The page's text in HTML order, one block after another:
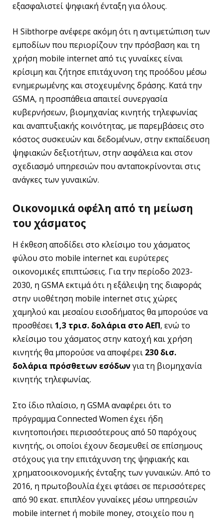
εξασφαλιστεί ψηφιακή ένταξη για όλους.
Η Sibthorpe ανέφερε ακόμη ότι η αντιμετώπιση των
εμποδίων που περιορίζουν την πρόσβαση και τη
χρήση mobile internet από τις γυναίκες είναι
κρίσιμη και ζήτησε επιτάχυνση της προόδου μέσω
ενημερωμένης και στοχευμένης δράσης. Κατά την
GSMA, η προσπάθεια απαιτεί συνεργασία
κυβερνήσεων, βιομηχανίας κινητής τηλεφωνίας
και αναπτυξιακής κοινότητας, με παρεμβάσεις στο
κόστος συσκευών και δεδομένων, στην εκπαίδευση
ψηφιακών δεξιοτήτων, στην ασφάλεια και στον
σχεδιασμό υπηρεσιών που ανταποκρίνονται στις
ανάγκες των γυναικών.
Οικονομικά οφέλη από τη μείωση
του χάσματος
Η έκθεση αποδίδει στο κλείσιμο του χάσματος
φύλου στο mobile internet και ευρύτερες
οικονομικές επιπτώσεις. Για την περίοδο 2023-
2030, η GSMA εκτιμά ότι η εξάλειψη της διαφοράς
στην υιοθέτηση mobile internet στις χώρες
χαμηλού και μεσαίου εισοδήματος θα μπορούσε να
προσθέσει 1,3 τρισ. δολάρια στο ΑΕΠ, ενώ το
κλείσιμο του χάσματος στην κατοχή και χρήση
κινητής θα μπορούσε να αποφέρει 230 δισ.
δολάρια πρόσθετων εσόδωνγια τη βιομηχανία
κινητής τηλεφωνίας.
Στο ίδιο πλαίσιο, η GSMA αναφέρει ότι το
πρόγραμμα Connected Women έχει ήδη
κινητοποιήσει περισσότερους από 50 παρόχους
κινητής, οι οποίοι έχουν δεσμευθεί σε επίσημους
στόχους για την επιτάχυνση της ψηφιακής και
χρηματοοικονομικής ένταξης των γυναικών. Από το
2016, η πρωτοβουλία έχει φτάσει σε περισσότερες
από 90 εκατ. επιπλέον γυναίκες μέσω υπηρεσιών
mobile internet ή mobile money, στοιχείο που η